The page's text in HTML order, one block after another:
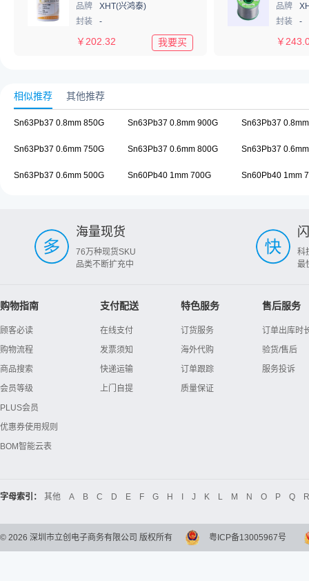
品牌
XHT(兴鸿泰)
封装
-
￥ 202.32 我要买
品牌
封装
-
￥
相似推荐 其他推荐
Sn63Pb37 0.8mm 850G Sn63Pb37 0.8mm 900G Sn63Pb37
Sn63Pb37 0.6mm 750G Sn63Pb37 0.6mm 800G Sn63Pb37
Sn63Pb37 0.6mm 500G Sn60Pb40 1mm 700G Sn60Pb40 1mm
海量现货
76万种现货SKU
品类不断扩充中
科
最
购物指南
顾客必读
购物流程
商品搜索
会员等级
PLUS会员
优惠券使用规则
BOM智能云表
支付配送
在线支付
发票须知
快递运输
上门自提
特色服务
订货服务
海外代购
订单跟踪
质量保证
售后服务
订单出库时
验货/售后
服务投诉
字母索引： 其他 A B C D E F G H I J K L M N O P Q R
© 2026 深圳市立创电子商务有限公司 版权所有 粤ICP备13005967号